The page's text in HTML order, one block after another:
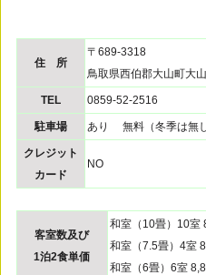
住 所
〒689-3318
鳥取県西伯郡大山町大
TEL 0859-52-2516
駐車場 あり 無料（冬季は無し
クレジット
カード
NO
客室数及び
1泊2食単価
和室（10畳）10室
和室（7.5畳）4室
和室（6畳）6室